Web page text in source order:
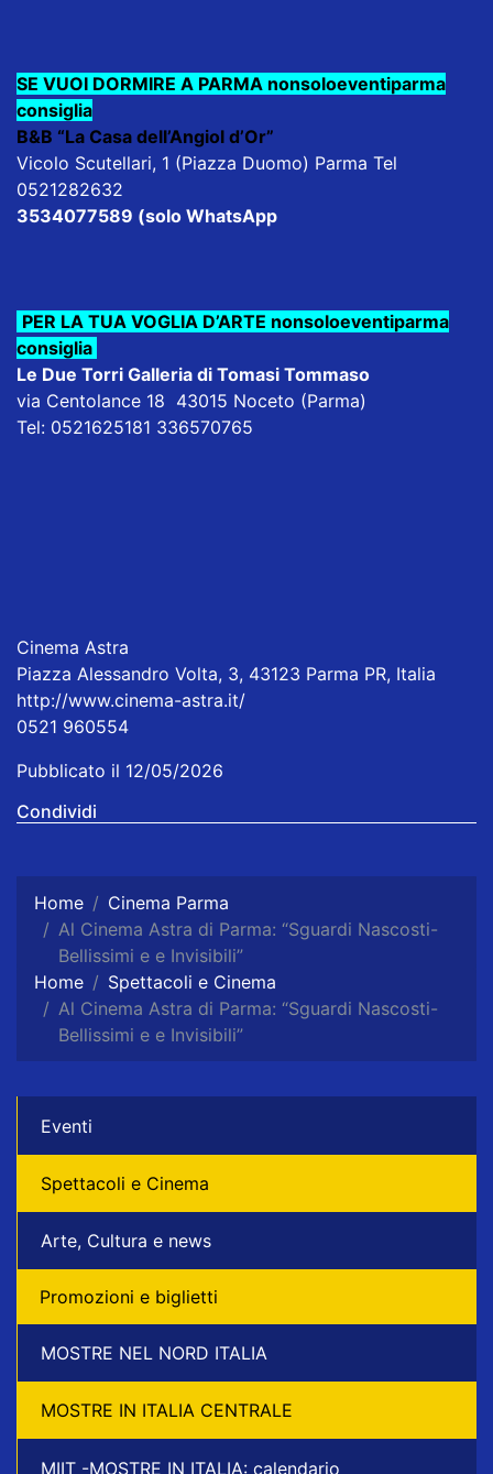
SE VUOI DORMIRE A PARMA nonsoloeventiparma
consiglia
B&B “La Casa dell’Angiol d’Or”
Vicolo Scutellari, 1 (Piazza Duomo) Parma Tel
0521282632
3534077589 (solo WhatsApp
PER LA TUA VOGLIA D’ARTE nonsoloeventiparma
consiglia
Le Due Torri Galleria di Tomasi Tommaso
via Centolance 18 43015 Noceto (Parma)
Tel: 0521625181 336570765
Cinema Astra
Piazza Alessandro Volta, 3, 43123 Parma PR, Italia
http://www.cinema-astra.it/
0521 960554
Pubblicato il 12/05/2026
Condividi
Home
Cinema Parma
Al Cinema Astra di Parma: “Sguardi Nascosti-
Bellissimi e e Invisibili”
Home
Spettacoli e Cinema
Al Cinema Astra di Parma: “Sguardi Nascosti-
Bellissimi e e Invisibili”
Eventi
Spettacoli e Cinema
Arte, Cultura e news
Promozioni e biglietti
MOSTRE NEL NORD ITALIA
MOSTRE IN ITALIA CENTRALE
MIIT -MOSTRE IN ITALIA: calendario